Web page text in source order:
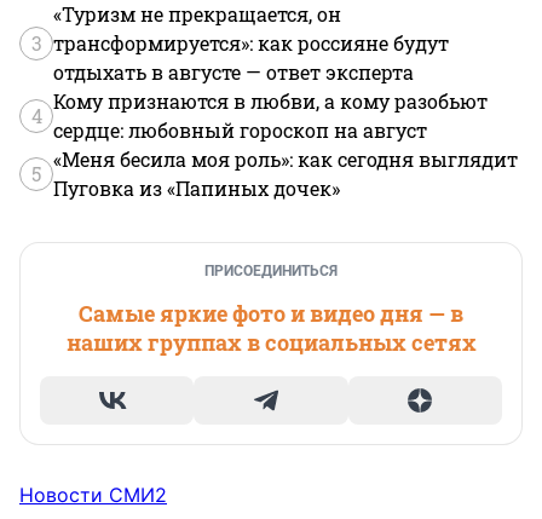
3
«Туризм не прекращается, он
трансформируется»: как россияне будут
отдыхать в августе — ответ эксперта
4
Кому признаются в любви, а кому разобьют
сердце: любовный гороскоп на август
5
«Меня бесила моя роль»: как сегодня выглядит
Пуговка из «Папиных дочек»
ПРИСОЕДИНИТЬСЯ
Самые яркие фото и видео дня — в
наших группах в социальных сетях
Новости СМИ2